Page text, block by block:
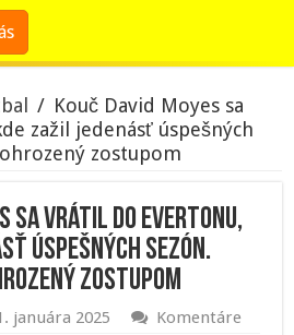
/ Kouč David Moyes sa
zažil jedenásť úspešných
zostupom
sa vrátil do Evertonu,
úspešných sezón.
zostupom
januára 2025 Komentáre